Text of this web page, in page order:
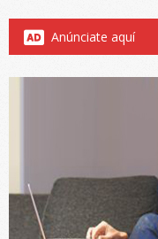
Anúnciate aquí